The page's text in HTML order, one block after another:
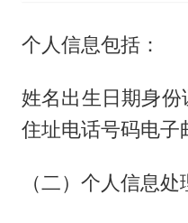
个人信息包括：
姓名出生日期身
住址电话号码电子
（二）个人信息